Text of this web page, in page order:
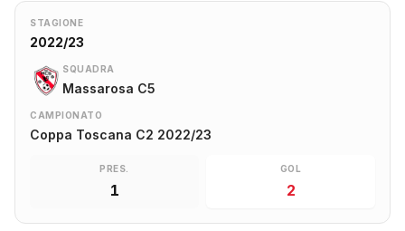
STAGIONE
2022/23
SQUADRA
Massarosa C5
CAMPIONATO
Coppa Toscana C2 2022/23
PRES.
1
GOL
2